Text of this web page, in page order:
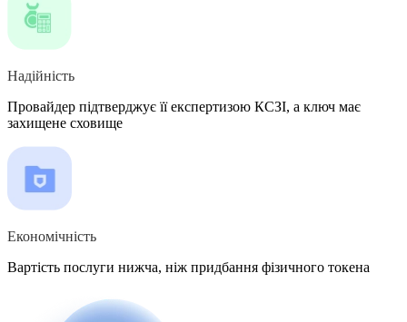
Надійність
Провайдер підтверджує її експертизою КСЗІ, а ключ має
захищене сховище
Економічність
Вартість послуги нижча, ніж придбання фізичного токена